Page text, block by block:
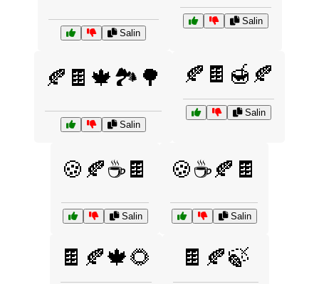
Salin
Salin
🍂🍫🍁🏞️🌳
Salin
🍂🍫🍯🍂
Salin
🍪🍂☕🍫
Salin
🍪☕🍂🍫
Salin
🍫🍂🍁🌻 🍫🍂🍃